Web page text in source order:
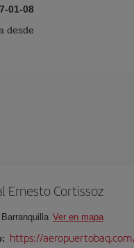
01-08
desde
Ernesto Cortissoz
Barranquilla Ver en mapa
https://